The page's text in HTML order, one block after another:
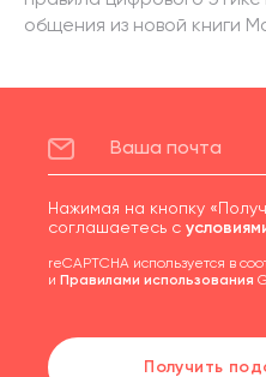
общения из новой книги
Нажимая на кнопку
соглашаетесь с
reCAPTCHA используется в
и Правилами использования
Получить